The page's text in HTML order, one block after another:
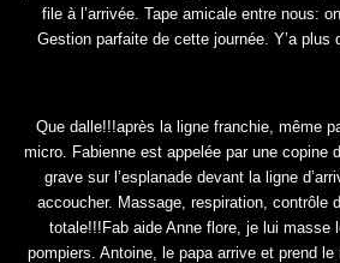
file à l’arrivée. Tape amicale entre nous:
Gestion parfaite de cette journée. Y’a plus
Que dalle!!!après la ligne franchie, même
micro. Fabienne est appelée par une copine
grave sur l’esplanade devant la ligne
accoucher. Massage, respiration, contrôle
totale!!!Fab aide Anne flore, je lui masse
pompiers. Antoine, le papa arrive et prend